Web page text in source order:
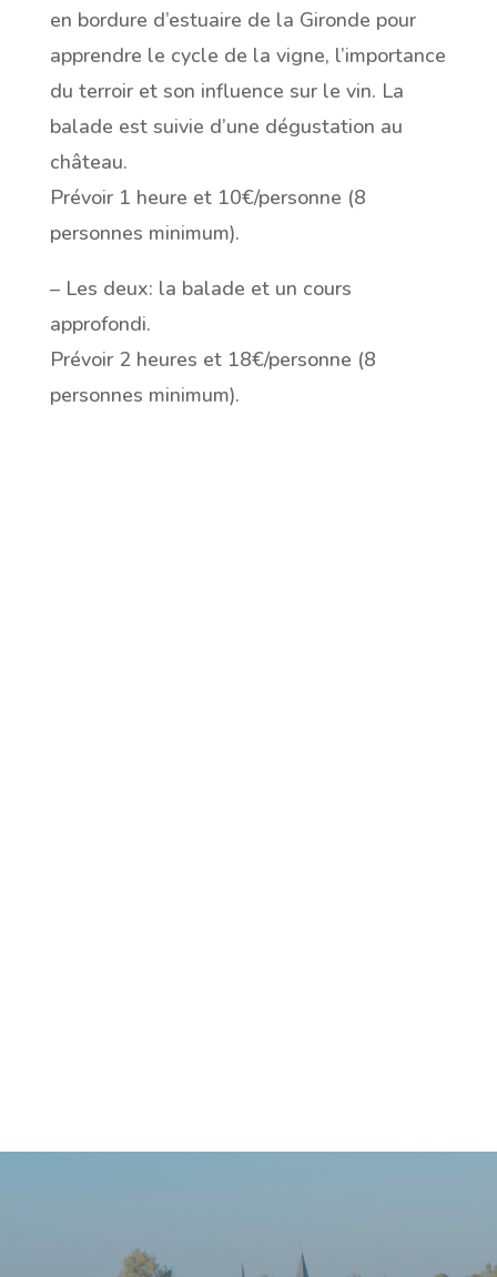
en bordure d’estuaire de la Gironde pour
apprendre le cycle de la vigne, l’importance
du terroir et son influence sur le vin. La
balade est suivie d’une dégustation au
château.
Prévoir 1 heure et 10€/personne (8
personnes minimum).
– Les deux: la balade et un cours
approfondi.
Prévoir 2 heures et 18€/personne (8
personnes minimum).